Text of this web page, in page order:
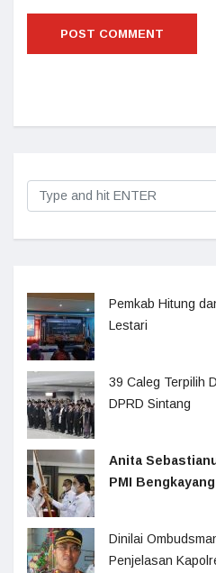
Pemkab Hitung
Lestari
39 Caleg Terpilih
DPRD Sintang
Anita
PMI Bengkayang
Dinilai
Penjelasan